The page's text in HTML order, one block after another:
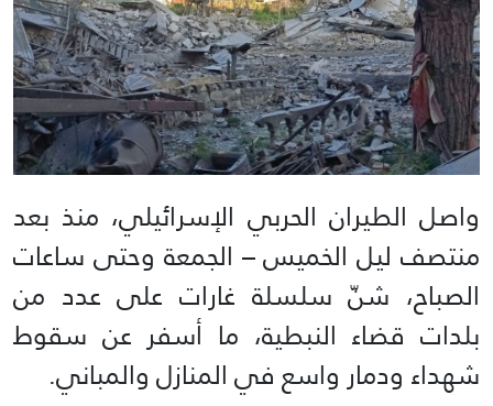
واصل الطيران الحربي الإسرائيلي، منذ بعد
منتصف ليل الخميس – الجمعة وحتى ساعات
الصباح، شنّ سلسلة غارات على عدد من
بلدات قضاء النبطية، ما أسفر عن سقوط
شهداء ودمار واسع في المنازل والمباني.